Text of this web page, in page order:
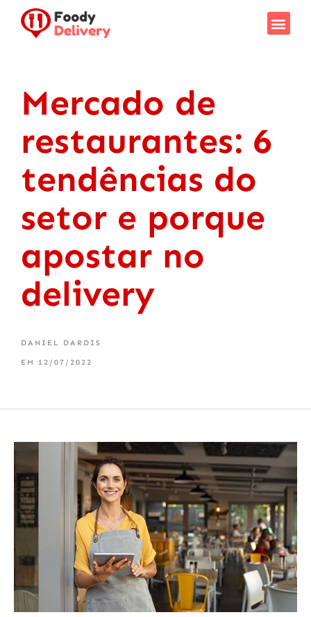
Mercado de
restaurantes: 6
tendências do
setor e porque
apostar no
delivery
DANIEL DARDIS
EM 12/07/2022